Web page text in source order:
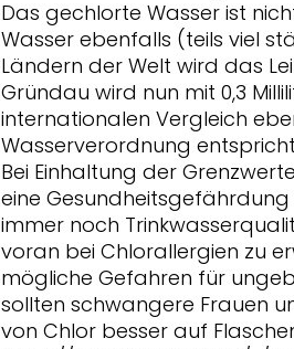
Das gechlorte Wasser ist
Wasser ebenfalls (teils viel
Ländern der Welt wird das
Gründau wird nun mit 0,3
internationalen Vergleich
Wasserverordnung
Bei Einhaltung der
eine
immer noch
voran bei Chlorallergien zu
mögliche Gefahren für
sollten schwangere Frauen
von Chlor besser auf